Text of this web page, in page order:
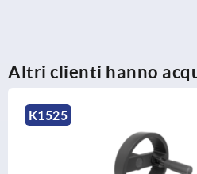
Altri clienti hanno